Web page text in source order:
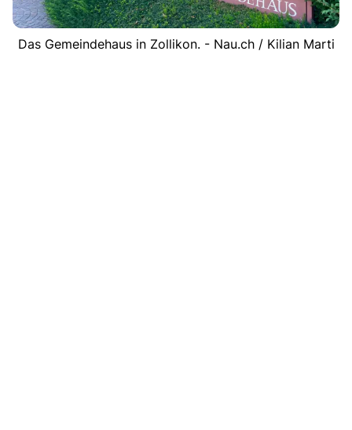
Das Gemeindehaus in Zollikon. - Nau.ch / Kilian Marti